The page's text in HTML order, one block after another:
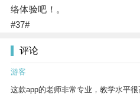
络体验吧！。
#37#
评论
游客
这款app的老师非常专业，教学水平很